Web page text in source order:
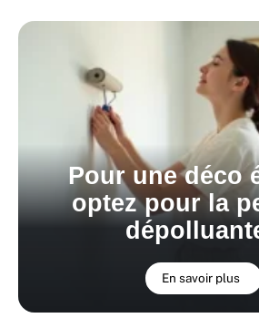
Pour une déco
optez pour la
En savoir plus